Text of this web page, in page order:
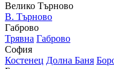
Велико Търново
В. Търново
Габрово
Трявна Габрово
София
Костенец Долна Баня